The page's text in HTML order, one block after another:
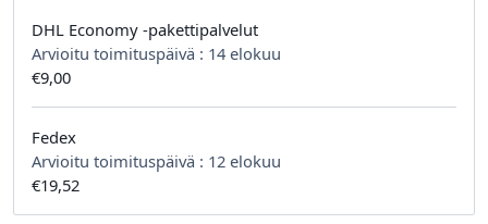
DHL Economy -pakettipalvelut
Arvioitu toimituspäivä : 14 elokuu
€9,00
Fedex
Arvioitu toimituspäivä : 12 elokuu
€19,52